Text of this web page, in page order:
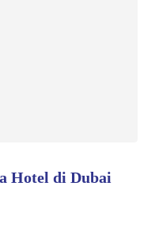
Hotel di Dubai